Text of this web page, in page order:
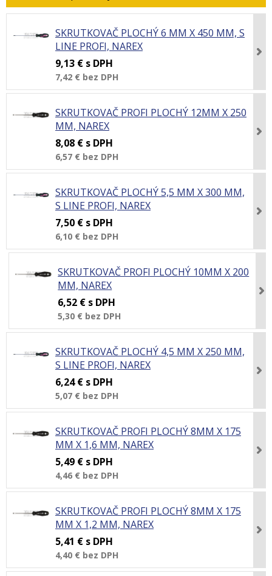
SKRUTKOVAČ PLOCHÝ 6 MM X 450 MM, S
LINE PROFI, NAREX
9,13 € s DPH
7,42 € bez DPH
SKRUTKOVAČ PROFI PLOCHÝ 12MM X 250
MM, NAREX
8,08 € s DPH
6,57 € bez DPH
SKRUTKOVAČ PLOCHÝ 5,5 MM X 300 MM,
S LINE PROFI, NAREX
7,50 € s DPH
6,10 € bez DPH
SKRUTKOVAČ PROFI PLOCHÝ 10MM X 200
MM, NAREX
6,52 € s DPH
5,30 € bez DPH
SKRUTKOVAČ PLOCHÝ 4,5 MM X 250 MM,
S LINE PROFI, NAREX
6,24 € s DPH
5,07 € bez DPH
SKRUTKOVAČ PROFI PLOCHÝ 8MM X 175
MM X 1,6 MM, NAREX
5,49 € s DPH
4,46 € bez DPH
SKRUTKOVAČ PROFI PLOCHÝ 8MM X 175
MM X 1,2 MM, NAREX
5,41 € s DPH
4,40 € bez DPH